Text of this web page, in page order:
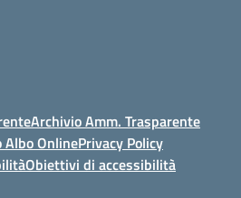
Archivio Amm. Trasparente
Albo OnlinePrivacy Policy
Obiettivi di accessibilità